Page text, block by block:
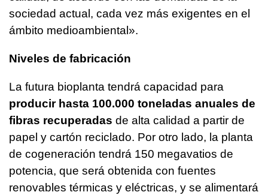
sociedad actual, cada vez más exigentes en el
ámbito medioambiental».
Niveles de fabricación
La futura bioplanta tendrá capacidad para
producir hasta 100.000 toneladas anuales de
fibras recuperadas de alta calidad a partir de
papel y cartón reciclado. Por otro lado, la planta
de cogeneración tendrá 150 megavatios de
potencia, que será obtenida con fuentes
renovables térmicas y eléctricas, y se alimentará